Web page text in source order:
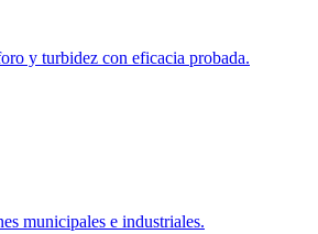
y turbidez con eficacia probada.
municipales e industriales.